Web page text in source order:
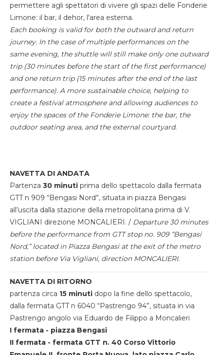
permettere agli spettatori di vivere gli spazi delle Fonderie
Limone: il bar, il dehor, l'area esterna.
Each booking is valid for both the outward and return
journey. In the case of multiple performances on the
same evening, the shuttle will still make only one outward
trip (30 minutes before the start of the first performance)
and one return trip (15 minutes after the end of the last
performance). A more sustainable choice, helping to
create a festival atmosphere and allowing audiences to
enjoy the spaces of the Fonderie Limone: the bar, the
outdoor seating area, and the external courtyard.
NAVETTA DI ANDATA
Partenza 30 minuti prima dello spettacolo dalla fermata
GTT n 909 “Bengasi Nord”, situata in piazza Bengasi
all’uscita dalla stazione della metropolitana prima di V.
VIGLIANI direzione MONCALIERI. / Departure 30 minutes
before the performance from GTT stop no. 909 “Bengasi
Nord,” located in Piazza Bengasi at the exit of the metro
station before Via Vigliani, direction MONCALIERI.
NAVETTA DI RITORNO
partenza circa 15 minuti dopo la fine dello spettacolo,
dalla fermata GTT n 6040 “Pastrengo 94”, situata in via
Pastrengo angolo via Eduardo de Filippo a Moncalieri
I fermata - piazza Bengasi
II fermata - fermata GTT n. 40 Corso Vittorio